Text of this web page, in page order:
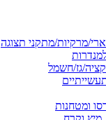
מרקיות/מתקני תצוגה
גז/חשמל
ומטחנות